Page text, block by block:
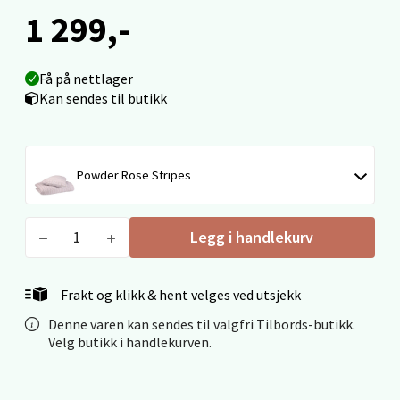
1 299,-
Få på nettlager
Kan sendes til butikk
Powder Rose Stripes
Legg i handlekurv
Frakt og klikk & hent velges ved utsjekk
Denne varen kan sendes til valgfri Tilbords-butikk.
Velg butikk i handlekurven.
Ålesund - Thon Senter Moa
Langelandsvegen 25, 6010 Ålesund
Åpent i dag 10-20
0 i butikk
Molde - Moldetorget
Åpent i dag 10-20
0 i butikk